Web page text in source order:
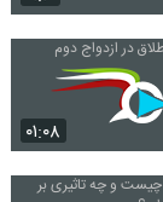
۰۱:۰۸